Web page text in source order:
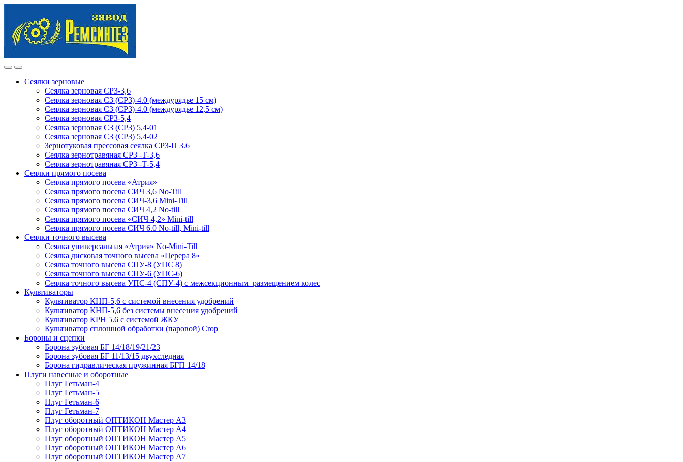
navigation
content
Сеялки зерновые
Сеялка зерновая СРЗ-3,6
Сеялка зерновая СЗ (СРЗ)-4.0 (междурядье 15 см)
Сеялка зерновая СЗ (СРЗ)-4.0 (междурядье 12,5 см)
Сеялка зерновая СРЗ-5,4
Сеялка зерновая СЗ (СРЗ) 5,4-01
Сеялка зерновая СЗ (СРЗ) 5,4-02
Зернотуковая прессовая сеялка СРЗ-П 3.6
Сеялка зернотравяная СРЗ -Т-3,6
Сеялка зернотравяная СРЗ -Т-5,4
Сеялки прямого посева
Сеялка прямого посева «Атрия»
Сеялка прямого посева СИЧ 3,6 No-Till
Сеялка прямого посева СИЧ-3,6 Mini-Till
Сеялка прямого посева СИЧ 4,2 No-till
Сеялка прямого посева «СИЧ-4,2» Mini-till
Сеялка прямого посева СИЧ 6.0 No-till, Mini-till
Сеялки точного высева
Сеялка универсальная «Атрия» No-Mini-Till
Сеялка дисковая точного высева «Церера 8»
Сеялка точного высева СПУ-8 (УПС 8)
Сеялка точного высева СПУ-6 (УПС-6)
Сеялка точного высева УПС-4 (СПУ-4) с межсекционным размещением колес
Культиваторы
Культиватор КНП-5,6 с системой внесения удобрений
Культиватор КНП-5,6 без системы внесения удобрений
Культиватор КРН 5.6 с системой ЖКУ
Культиватор сплошной обработки (паровой) Crop
Бороны и сцепки
Борона зубовая БГ 14/18/19/21/23
Борона зубовая БГ 11/13/15 двухследная
Борона гидравлическая пружинная БГП 14/18
Плуги навесные и оборотные
Плуг Гетьман-4
Плуг Гетьман-5
Плуг Гетьман-6
Плуг Гетьман-7
Плуг оборотный ОПТИКОН Мастер А3
Плуг оборотный ОПТИКОН Мастер А4
Плуг оборотный ОПТИКОН Мастер А5
Плуг оборотный ОПТИКОН Мастер А6
Плуг оборотный ОПТИКОН Мастер А7